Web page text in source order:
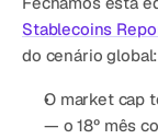
Stablecoins
do cenário global:
O market cap
— o 18º mês